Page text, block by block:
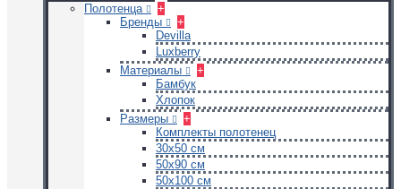
Полотенца
+
Бренды
+
Devilla
Luxberry
Материалы
+
Бамбук
Хлопок
Размеры
+
Комплекты полотенец
30х50 см
50х90 см
50х100 см